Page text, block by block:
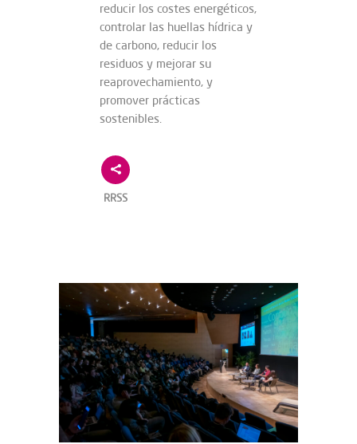
reducir los costes energéticos,
controlar las huellas hídrica y
de carbono, reducir los
residuos y mejorar su
reaprovechamiento, y
promover prácticas
sostenibles.
RRSS